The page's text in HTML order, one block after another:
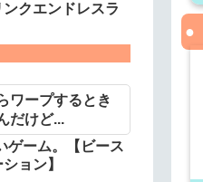
クエンドレスラ
ワープするとき
だけど...
ゲーム。【ビース
ョン】